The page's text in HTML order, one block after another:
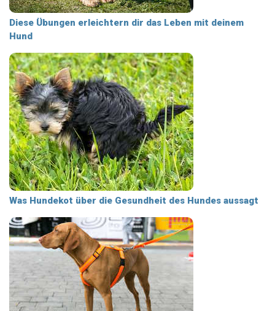
Diese Übungen erleichtern dir das Leben mit deinem
Hund
Was Hundekot über die Gesundheit des Hundes aussagt